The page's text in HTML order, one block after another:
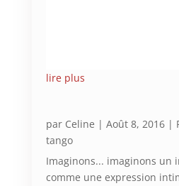
lire plus
par Celine | Août 8, 2016|
tango
Imaginons... imaginons un
comme une expression